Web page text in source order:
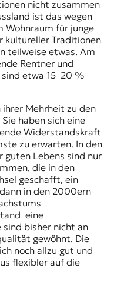
nicht zusammen
ist das wegen
Wohnraum für junge
kultureller Traditionen
teilweise etwas. Am
Rentner und
etwa 15–20 %
ihrer Mehrheit zu den
haben sich eine
Widerstandskraft
zu erwarten. In den
guten Lebens sind nur
die in den
geschafft, ein
in den 2000ern
eine
bisher nicht an
gewöhnt. Die
noch allzu gut und
flexibler auf die